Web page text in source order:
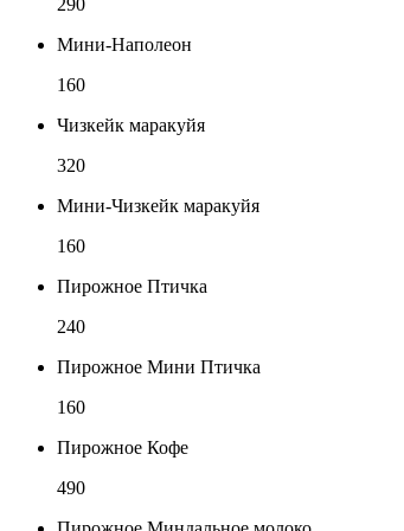
290
Мини-Наполеон
160
Чизкейк маракуйя
320
Мини-Чизкейк маракуйя
160
Пирожное Птичка
240
Пирожное Мини Птичка
160
Пирожное Кофе
490